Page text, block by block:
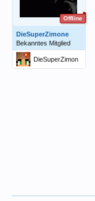
Offline
DieSuperZimone
Bekanntes Mitglied
DieSuperZimon
e